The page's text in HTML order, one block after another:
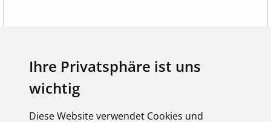
Ihre Privatsphäre ist uns
wichtig
Diese Website verwendet Cookies und